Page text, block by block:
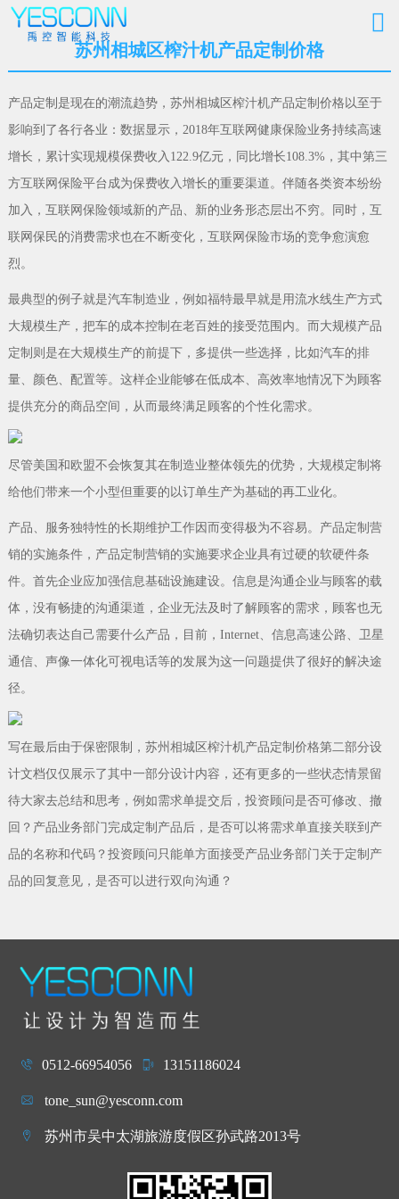
苏州相城区榨汁机产品定制价格
产品定制是现在的潮流趋势，苏州相城区榨汁机产品定制价格以至于
影响到了各行各业：数据显示，2018年互联网健康保险业务持续高速
增长，累计实现规模保费收入122.9亿元，同比增长108.3%，其中第三
方互联网保险平台成为保费收入增长的重要渠道。伴随各类资本纷纷
加入，互联网保险领域新的产品、新的业务形态层出不穷。同时，互
联网保民的消费需求也在不断变化，互联网保险市场的竞争愈演愈
烈。
最典型的例子就是汽车制造业，例如福特最早就是用流水线生产方式
大规模生产，把车的成本控制在老百姓的接受范围内。而大规模产品
定制则是在大规模生产的前提下，多提供一些选择，比如汽车的排
量、颜色、配置等。这样企业能够在低成本、高效率地情况下为顾客
提供充分的商品空间，从而最终满足顾客的个性化需求。
尽管美国和欧盟不会恢复其在制造业整体领先的优势，大规模定制将
给他们带来一个小型但重要的以订单生产为基础的再工业化。
产品、服务独特性的长期维护工作因而变得极为不容易。产品定制营
销的实施条件，产品定制营销的实施要求企业具有过硬的软硬件条
件。首先企业应加强信息基础设施建设。信息是沟通企业与顾客的载
体，没有畅捷的沟通渠道，企业无法及时了解顾客的需求，顾客也无
法确切表达自己需要什么产品，目前，Internet、信息高速公路、卫星
通信、声像一体化可视电话等的发展为这一问题提供了很好的解决途
径。
写在最后由于保密限制，苏州相城区榨汁机产品定制价格第二部分设
计文档仅仅展示了其中一部分设计内容，还有更多的一些状态情景留
待大家去总结和思考，例如需求单提交后，投资顾问是否可修改、撤
回？产品业务部门完成定制产品后，是否可以将需求单直接关联到产
品的名称和代码？投资顾问只能单方面接受产品业务部门关于定制产
品的回复意见，是否可以进行双向沟通？
0512-66954056 13151186024
tone_sun@yesconn.com
苏州市吴中太湖旅游度假区孙武路2013号